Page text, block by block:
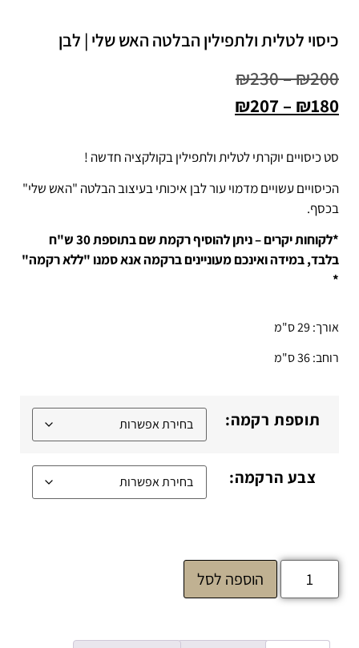
כיסוי לטלית ולתפילין הבלטה האש שלי | לבן
₪200
–
₪230
₪180
–
₪207
סט כיסויים יוקרתי לטלית ולתפילין בקולקציה חדשה !
הכיסויים עשויים מדמוי עור לבן איכותי בעיצוב הבלטה "האש שלי"
בכסף.
*לקוחות יקרים – ניתן להוסיף רקמת שם בתוספת 30 ש"ח
בלבד,במידה ואינכם מעוניינים ברקמה אנא סמנו "ללא רקמה"
*
אורך: 29 ס"מ
רוחב: 36 ס"מ
תוספת רקמה:
צבע הרקמה:
הוספה לסל